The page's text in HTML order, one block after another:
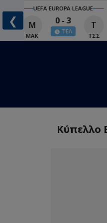
❮
UEFA EUROPA LEAGUE
Μ
ΜΑΚ
0 - 3
ΤΕΛ
Τ
ΤΣΣ
Κύπελλο